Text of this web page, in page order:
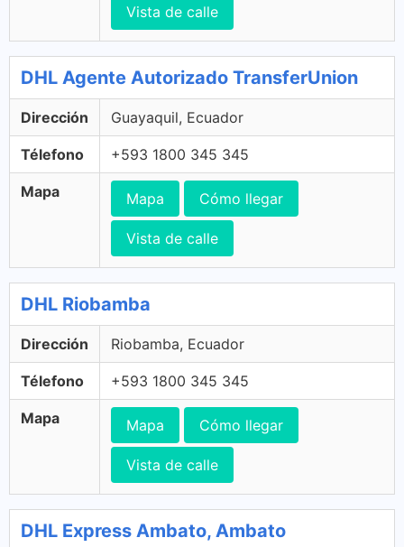
Vista de calle
DHL Agente Autorizado TransferUnion
Dirección Guayaquil, Ecuador
Télefono +593 1800 345 345
Mapa Mapa Cómo llegar
Vista de calle
DHL Riobamba
Dirección Riobamba, Ecuador
Télefono +593 1800 345 345
Mapa Mapa Cómo llegar
Vista de calle
DHL Express Ambato, Ambato